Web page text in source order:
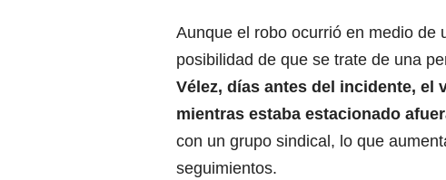
Aunque el robo ocurrió en medio de
posibilidad de que se trate de una
Vélez, días antes del incidente, el
mientras estaba estacionado
con un grupo sindical, lo que
seguimientos.